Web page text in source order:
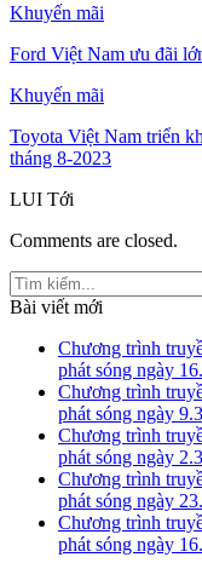
Khuyến mãi
Ford Việt Nam ưu đãi
Khuyến mãi
Toyota Việt Nam triển
tháng 8-2023
LUI Tới
Comments are closed.
Bài viết mới
Chương trình
phát sóng ngày
Chương trình
phát sóng ngày
Chương trình
phát sóng ngày
Chương trình
phát sóng ngày
Chương trình
phát sóng ngày